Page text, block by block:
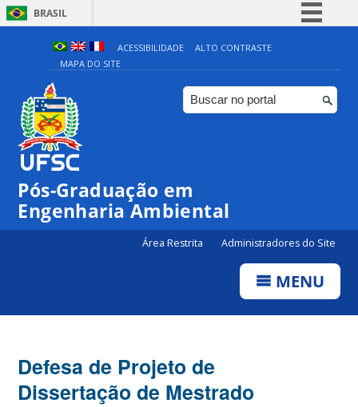
BRASIL
Simplifique!
Comunica BR
Participe
ACESSIBILIDADE
ALTO CONTRASTE
MAPA DO SITE
Pós-Graduação em
Engenharia Ambiental
Área Restrita Administradores do Site
MENU
Defesa de Projeto de
Dissertação de Mestrado